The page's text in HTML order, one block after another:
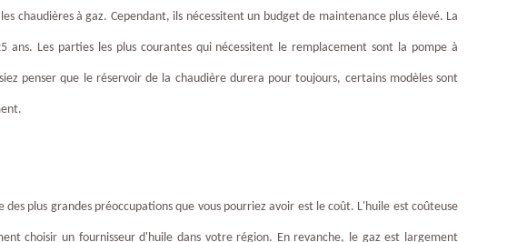
chaudières à gaz. Cependant, ils nécessitent un budget de maintenance plus élevé. La
Les parties les plus courantes qui nécessitent le remplacement sont la pompe à
penser que le réservoir de la chaudière durera pour toujours, certains modèles sont
plus grandes préoccupations que vous pourriez avoir est le coût. L'huile est coûteuse
choisir un fournisseur d'huile dans votre région. En revanche, le gaz est largement